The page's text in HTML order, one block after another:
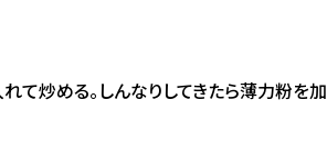
て炒める。しんなりしてきたら薄力粉を加